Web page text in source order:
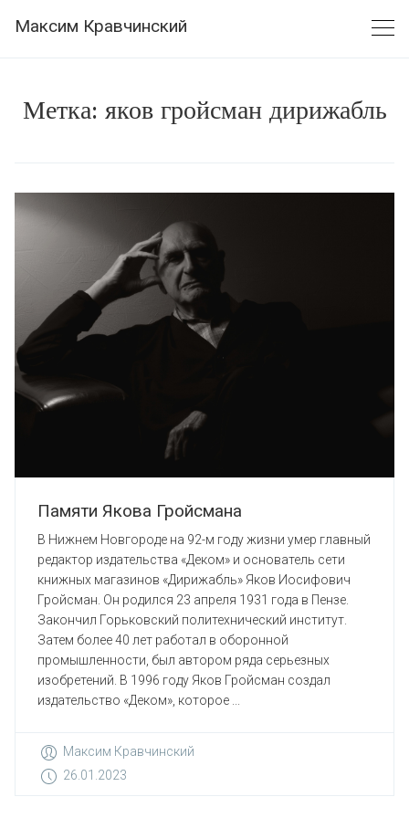
Максим Кравчинский
Метка: яков гройсман дирижабль
Памяти Якова Гройсмана
В Нижнем Новгороде на 92-м году жизни умер главный
редактор издательства «Деком» и основатель сети
книжных магазинов «Дирижабль» Яков Иосифович
Гройсман. Он родился 23 апреля 1931 года в Пензе.
Закончил Горьковский политехнический институт.
Затем более 40 лет работал в оборонной
промышленности, был автором ряда серьезных
изобретений. В 1996 году Яков Гройсман создал
издательство «Деком», которое ...
Максим Кравчинский
26.01.2023